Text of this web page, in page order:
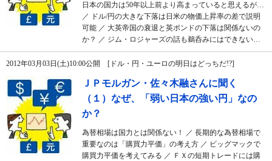
日本の国力は50年以上前より高まっていると思えるが…
／ ドル/円の大きな下落は日米の物価上昇率の差で説明
可能 ／ 大英帝国の衰退と英ポンドの下落は関係ないの
か？ ／ ジム・ロジャーズの話も鵜呑みにはできない…
2012年03月03日(土)10:00公開 [ドル・円・ユーロの明日はどっちだ!?]
ＪＰモルガン・佐々木融さんに聞く
（１）なぜ、「弱い日本の強い円」なの
か？
為替相場は国力とは関係ない！ ／ 長期的な為替相場で
重要なのは「購買力平価」の考え方 ／ ビッグマックで
購買力平価を考えてみる ／ ＦＸの短期トレードには購